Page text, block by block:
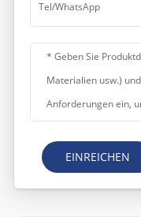
EINREICHEN